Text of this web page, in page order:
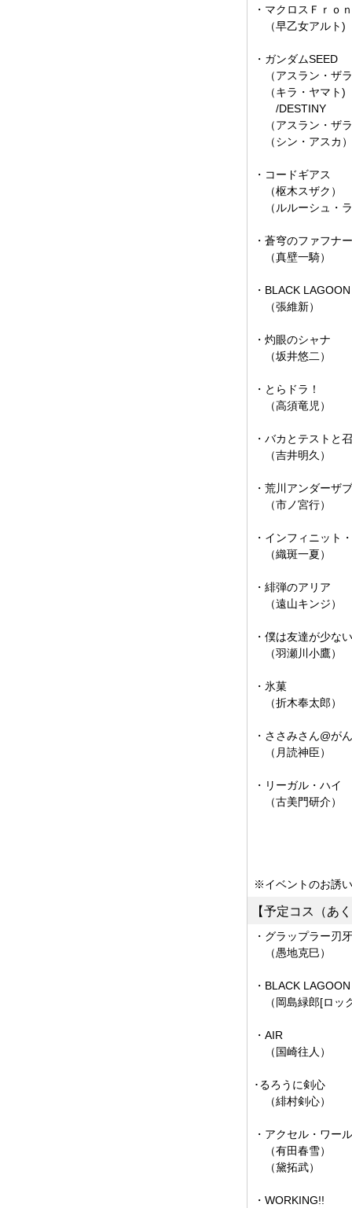
・マクロスＦｒｏ
（早乙女アルト)
・ガンダムSEED
（アスラン・ザ
（キラ・ヤマト)
/DESTINY
（アスラン・ザ
（シン・アスカ）
・コードギアス
（枢木スザク）
（ルルーシュ・
・蒼穹のファフナー
（真壁一騎）
・BLACK LAGOON
（張維新）
・灼眼のシャナ
（坂井悠二）
・とらドラ！
（高須竜児）
・バカとテストと
（吉井明久）
・荒川アンダーザ
（市ノ宮行）
・インフィニット
（織斑一夏）
・緋弾のアリア
（遠山キンジ）
・僕は友達が少ない
（羽瀬川小鷹）
・氷菓
（折木奉太郎）
・ささみさん@が
（月読神臣）
・リーガル・ハイ
（古美門研介）
※イベントのお誘
【予定コス（あ
・グラップラー刃牙
（愚地克巳）
・BLACK LAGOON
（岡島緑郎[ロッ
・AIR
（国崎往人）
･るろうに剣心
（緋村剣心）
・アクセル・ワー
（有田春雪）
（黛拓武）
・WORKING!!